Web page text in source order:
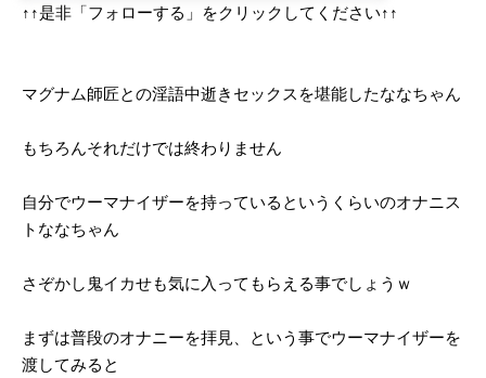
↑↑是非「フォローする」をクリックしてください↑↑
マグナム師匠との淫語中逝きセックスを堪能したななちゃん
もちろんそれだけでは終わりません
自分でウーマナイザーを持っているというくらいのオナニス
トななちゃん
さぞかし鬼イカせも気に入ってもらえる事でしょうｗ
まずは普段のオナニーを拝見、という事でウーマナイザーを
渡してみると